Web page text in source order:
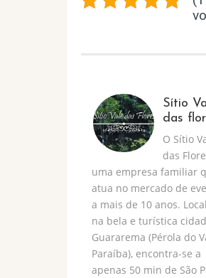
Sítio
das
O Sítio
das
uma empresa familiar
atua no mercado de
a mais de 10 anos.
na bela e turística
Guararema (Pérola do
Paraíba), encontra-se a
apenas 50 min de São